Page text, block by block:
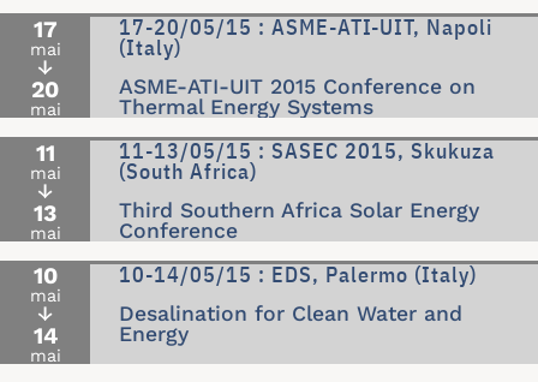
17
mai
↓
20
mai
17-20/05/15 : ASME-ATI-UIT, Napoli
(Italy)
ASME-ATI-UIT 2015 Conference on
Thermal Energy Systems
11
mai
↓
13
mai
11-13/05/15 : SASEC 2015, Skukuza
(South Africa)
Third Southern Africa Solar Energy
Conference
10
mai
↓
14
mai
10-14/05/15 : EDS, Palermo (Italy)
Desalination for Clean Water and
Energy